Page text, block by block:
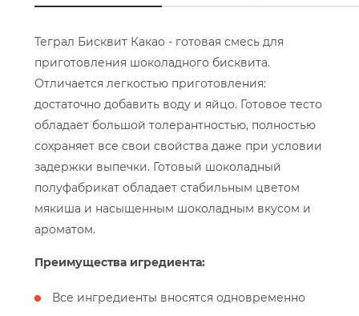
Теграл Бисквит Какао - готовая смесь для
приготовления шоколадного бисквита.
Отличается легкостью приготовления:
достаточно добавить воду и яйцо. Готовое тесто
обладает большой толерантностью, полностью
сохраняет все свои свойства даже при условии
задержки выпечки. Готовый шоколадный
полуфабрикат обладает стабильным цветом
мякиша и насыщенным шоколадным вкусом и
ароматом.
Преимущества игредиента:
Все ингредиенты вносятся одновременно